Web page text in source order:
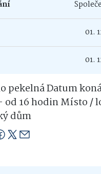
01.
01.
pekelná Datum
od 16 hodin Místo /
dům